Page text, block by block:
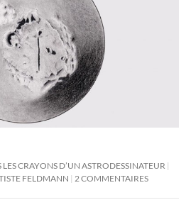
LES CRAYONS D’UN ASTRODESSINATEUR
FELDMANN 2 COMMENTAIRES